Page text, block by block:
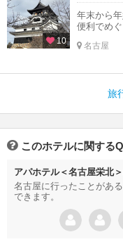
10
年末から
便利でめ
名古屋
旅
このホテルに関する
アパホテル＜名古屋栄北
名古屋に行ったことがあ
できます。